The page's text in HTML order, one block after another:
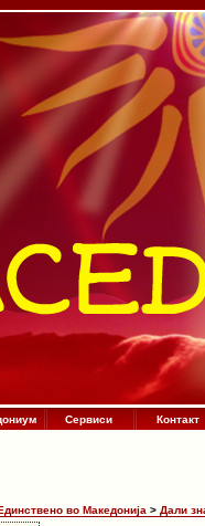
Сервиси Контакт
во Македонија > Дали